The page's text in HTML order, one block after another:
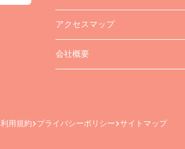
アクセスマップ
会社概要
利用規約 プライバシーポリシー サイトマップ